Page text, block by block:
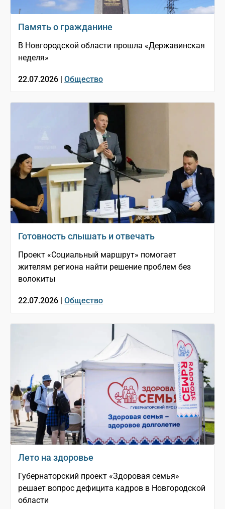
Память о гражданине
В Новгородской области прошла «Державинская
неделя»
22.07.2026 | Общество
Готовность слышать и отвечать
Проект «Социальный маршрут» помогает
жителям региона найти решение проблем без
волокиты
22.07.2026 | Общество
Лето на здоровье
Губернаторский проект «Здоровая семья»
решает вопрос дефицита кадров в Новгородской
области